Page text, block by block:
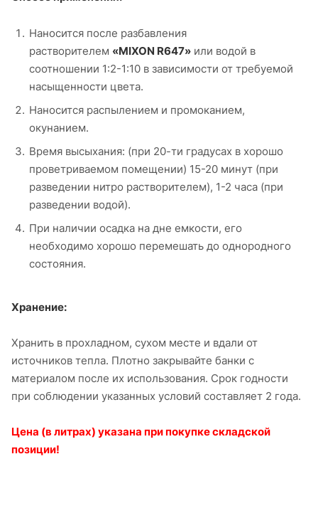
Наносится после разбавления
растворителем «MIXON R647» или водой в
соотношении 1:2-1:10 в зависимости от требуемой
насыщенности цвета.
Наносится распылением и промоканием,
окунанием.
Время высыхания: (при 20-ти градусах в хорошо
проветриваемом помещении) 15-20 минут (при
разведении нитро растворителем), 1-2 часа (при
разведении водой).
При наличии осадка на дне емкости, его
необходимо хорошо перемешать до однородного
состояния.
Хранение:
Хранить в прохладном, сухом месте и вдали от
источников тепла. Плотно закрывайте банки с
материалом после их использования. Срок годности
при соблюдении указанных условий составляет 2 года.
Цена (в литрах) указана при покупке складской
позиции!